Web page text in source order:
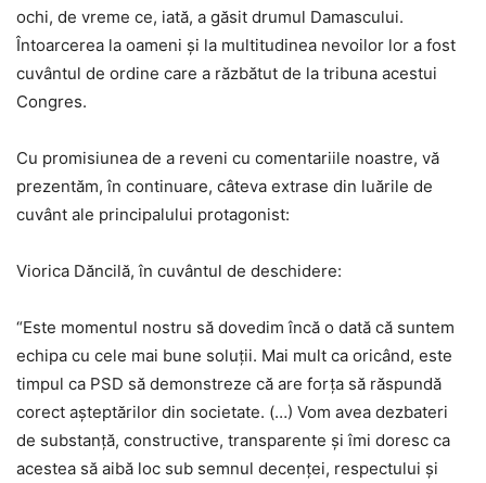
ochi, de vreme ce, iată, a găsit drumul Damascului.
Întoarcerea la oameni şi la multitudinea nevoilor lor a fost
cuvântul de ordine care a răzbătut de la tribuna acestui
Congres.
Cu promisiunea de a reveni cu comentariile noastre, vă
prezentăm, în continuare, câteva extrase din luările de
cuvânt ale principalului protagonist:
Viorica Dăncilă, în cuvântul de deschidere:
“Este momentul nostru să dovedim încă o dată că suntem
echipa cu cele mai bune soluţii. Mai mult ca oricând, este
timpul ca PSD să demonstreze că are forţa să răspundă
corect aşteptărilor din societate. (…) Vom avea dezbateri
de substanţă, constructive, transparente şi îmi doresc ca
acestea să aibă loc sub semnul decenţei, respectului şi